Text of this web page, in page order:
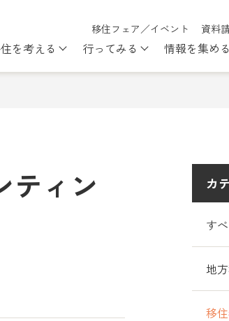
移住フェア／イベント 資料
for ちくまを知る
を考える Show submenu for 移住を考
行ってみる Show情報を集める
ィン
カ
す
地
移